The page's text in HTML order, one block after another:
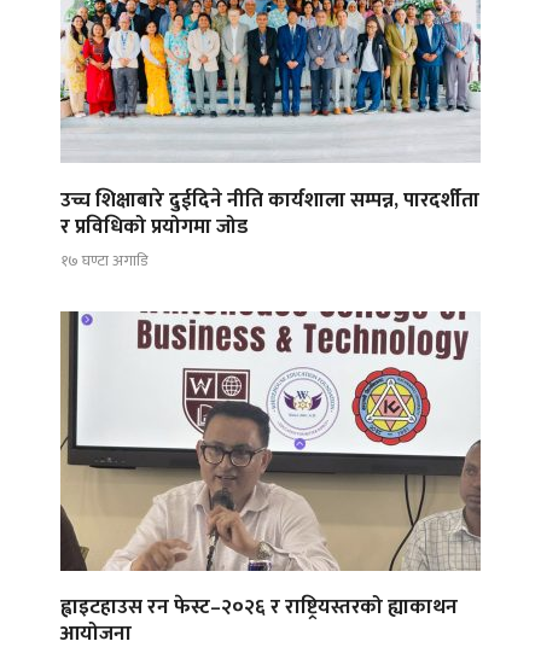
उच्च शिक्षाबारे दुईदिने नीति कार्यशाला सम्पन्न, पारदर्शीता
र प्रविधिको प्रयोगमा जोड
१७ घण्टा अगाडि
ह्वाइटहाउस रन फेस्ट–२०२६ र राष्ट्रियस्तरको ह्याकाथन
आयोजना